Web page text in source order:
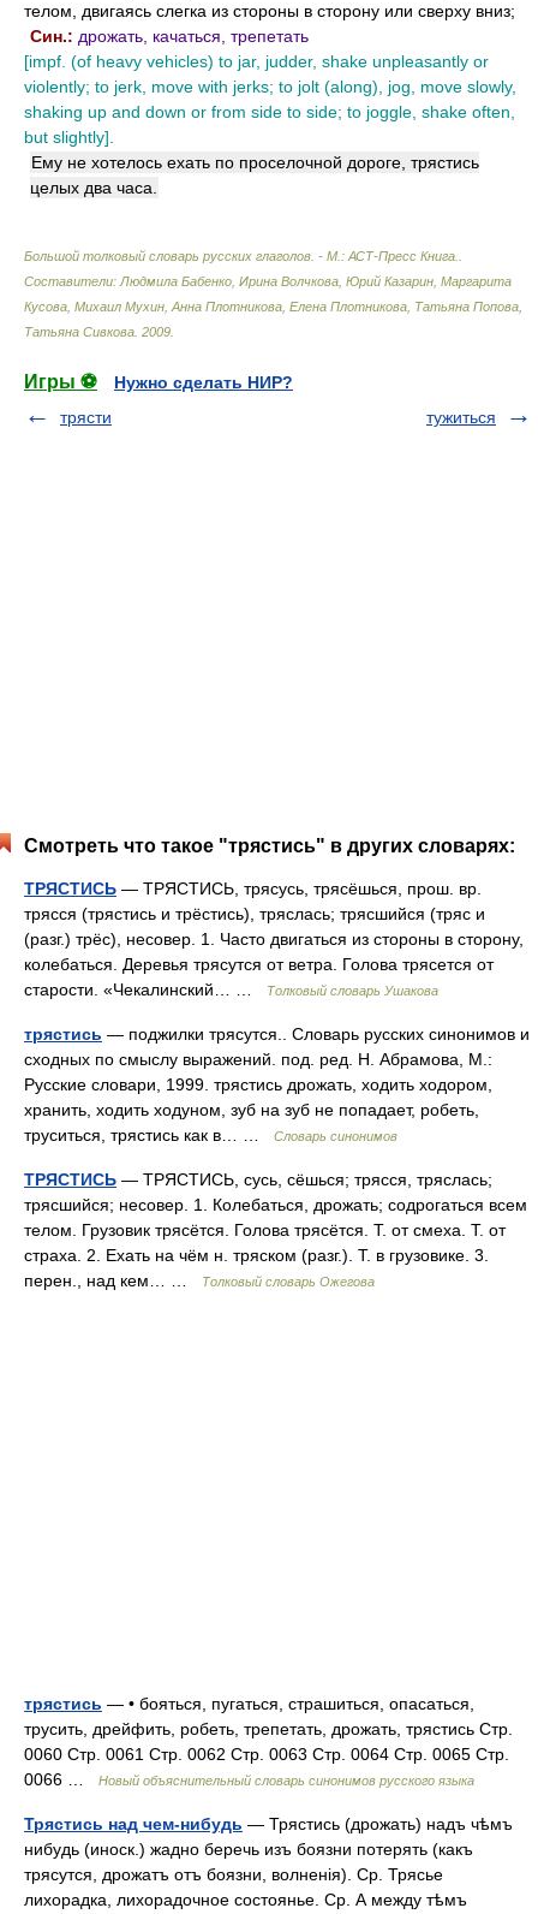
телом, двигаясь слегка из стороны в сторону или сверху вниз;
Син.: дрожать, качаться, трепетать
[impf. (of heavy vehicles) to jar, judder, shake unpleasantly or
violently; to jerk, move with jerks; to jolt (along), jog, move slowly,
shaking up and down or from side to side; to joggle, shake often,
but slightly].
Ему не хотелось ехать по проселочной дороге, трястись
целых два часа.
Большой толковый словарь русских глаголов. - М.: АСТ-Пресс Книга.
Составители: Людмила Бабенко, Ирина Волчкова, Юрий Казарин, Маргарита
Кусова, Михаил Мухин, Анна Плотникова, Елена Плотникова, Татьяна Попова,
Татьяна Сивкова 2009
Игры ⚽
Нужно сделать НИР?
трясти
тужиться
Смотреть что такое "трястись" в других словарях:
ТРЯСТИСЬ — ТРЯСТИСЬ, трясусь, трясёшься, прош. вр.
трясся (трястись и трёстись), тряслась; трясшийся (тряс и
(разг.) трёс), несовер. 1. Часто двигаться из стороны в сторону,
колебаться. Деревья трясутся от ветра. Голова трясется от
старости. «Чекалинский… …
Толковый словарь Ушакова
трястись — поджилки трясутся.. Словарь русских синонимов и
сходных по смыслу выражений. под. ред. Н. Абрамова, М.:
Русские словари, 1999. трястись дрожать, ходить ходором,
хранить, ходить ходуном, зуб на зуб не попадает, робеть,
труситься, трястись как в… …
Словарь синонимов
ТРЯСТИСЬ — ТРЯСТИСЬ, сусь, сёшься; трясся, тряслась;
трясшийся; несовер. 1. Колебаться, дрожать; содрогаться всем
телом. Грузовик трясётся. Голова трясётся. Т. от смеха. Т. от
страха. 2. Ехать на чём н. тряском (разг.). Т. в грузовике. 3.
перен., над кем… …
Толковый словарь Ожегова
трястись — • бояться, пугаться, страшиться, опасаться,
трусить, дрейфить, робеть, трепетать, дрожать, трястись Стр.
0060 Стр. 0061 Стр. 0062 Стр. 0063 Стр. 0064 Стр. 0065 Стр.
0066 …
Новый объяснительный словарь синонимов русского языка
Трястись над чем-нибудь — Трястись (дрожать) надъ чѣмъ
нибудь (иноск.) жадно беречь изъ боязни потерять (какъ
трясутся, дрожатъ отъ боязни, волненія). Ср. Трясье
лихорадка, лихорадочное состоянье. Ср. А между тѣмъ